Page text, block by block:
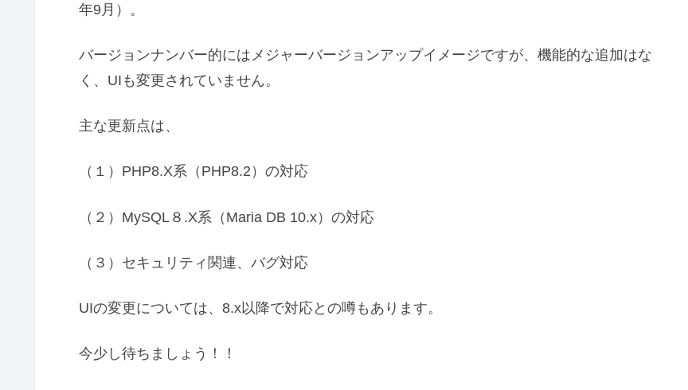
年9月）。
バージョンナンバー的にはメジャーバージョンアップイメージですが、機能的な追加はな
く、UIも変更されていません。
主な更新点は、
（１）PHP8.X系（PHP8.2）の対応
（２）MySQL８.X系（Maria DB 10.x）の対応
（３）セキュリティ関連、バグ対応
UIの変更については、8.x以降で対応との噂もあります。
今少し待ちましょう！！